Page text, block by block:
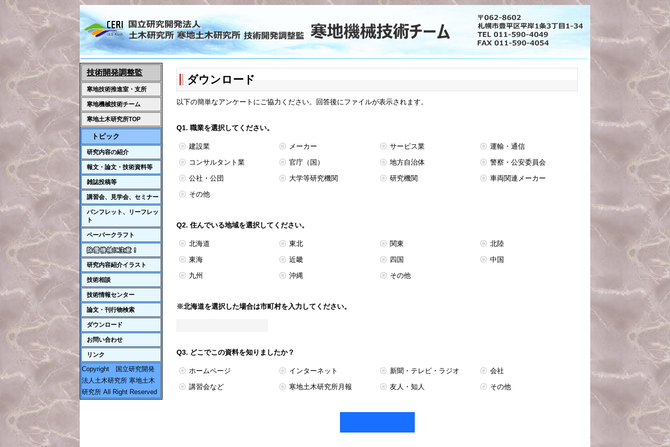
技術開発調整監
寒地技術推進室・支所
寒地機械技術チーム
寒地土木研究所TOP
トピック
研究内容の紹介
報文・論文・技術資料等
雑誌投稿等
講習会、見学会、セミナー
パンフレット、リーフレッ
ト
ペーパークラフト
研究内容紹介イラスト
技術相談
技術情報センター
論文・刊行物検索
ダウンロード
お問い合わせ
リンク
Copyright 国立研究開発
法人土木研究所 寒地土木
研究所 All Right Reserved
ダウンロード
以下の簡単なアンケートにご協力ください。回答後にファイルが表示されます。
Q1. 職業を選択してください。
建設業 メーカー サービス業
運輸・通信
コンサルタント業
官庁（国） 地方自治体
警察・公安委員会
公社・公団
大学等研究機関 研究機関
車両関連メーカー
その他
Q2. 住んでいる地域を選択してください。
北海道 東北 関東
北陸
東海
近畿 四国
中国
九州
沖縄 その他
※北海道を選択した場合は市町村を入力してください。
Q3. どこでこの資料を知りましたか？
ホームページ インターネット 新聞・テレビ・ラジオ
会社
講習会など
寒地土木研究所月報 友人・知人 その他